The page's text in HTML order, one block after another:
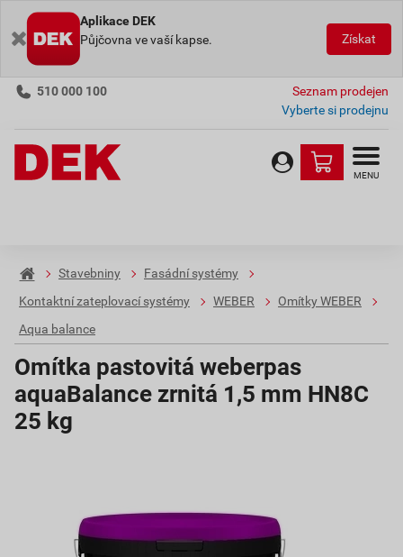
Aplikace DEK
Půjčovna ve vaší kapse.
Získat
510 000 100
Seznam prodejen
Vyberte si prodejnu
MENU
Stavebniny
Fasádní systémy
Kontaktní zateplovací systémy
WEBER
Omítky WEBER
Aqua balance
Omítka pastovitá weberpas
aquaBalance zrnitá 1,5 mm HN8C
25 kg